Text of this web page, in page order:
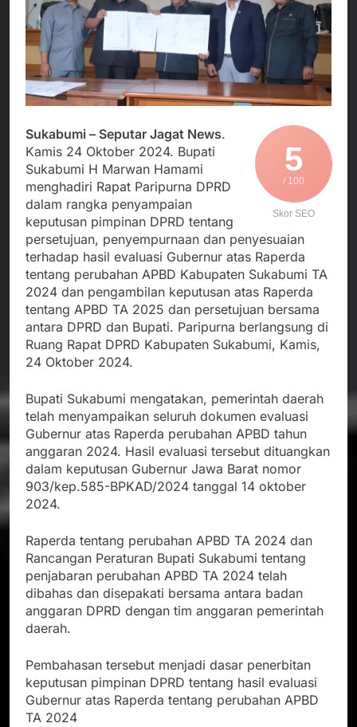
Edaran Disdik Jabar
Nasional TKBM: “Belum
Ada Keputusan Resmi”
Agustus 3, 2026
Menjalin Harmoni di
Tanah Sukaresmi: Kala
Mina Padi, P2L, dan
Gotong Royong
Menggerakkan Ekonomi
Desa
Agustus 3, 2026
Korban Tenggelam di
Perairan Giligenting
Ditemukan, Polisi
Berjalan Sesuai
Prosedur
Agustus 3, 2026
Kapolresta Sumenep
Sambut Kedatangan
Korban Evakuasi KM
Mutiara Sentosa 2 di
Pelabuhan Kalianget
Agustus 3, 2026 5
/ 100
Skor SEO
Sukabumi – Seputar Jagat News.
Kamis 24 Oktober 2024. Bupati
Sukabumi H Marwan Hamami
menghadiri Rapat Paripurna DPRD
dalam rangka penyampaian
keputusan pimpinan DPRD tentang
persetujuan, penyempurnaan dan penyesuaian
terhadap hasil evaluasi Gubernur atas Raperda
tentang perubahan APBD Kabupaten Sukabumi TA
2024 dan pengambilan keputusan atas Raperda
tentang APBD TA 2025 dan persetujuan bersama
antara DPRD dan Bupati. Paripurna berlangsung di
Ruang Rapat DPRD Kabupaten Sukabumi, Kamis,
24 Oktober 2024.
Bupati Sukabumi mengatakan, pemerintah daerah
telah menyampaikan seluruh dokumen evaluasi
Gubernur atas Raperda perubahan APBD tahun
anggaran 2024. Hasil evaluasi tersebut dituangkan
dalam keputusan Gubernur Jawa Barat nomor
903/kep.585-BPKAD/2024 tanggal 14 oktober
2024.
Raperda tentang perubahan APBD TA 2024 dan
Rancangan Peraturan Bupati Sukabumi tentang
penjabaran perubahan APBD TA 2024 telah
dibahas dan disepakati bersama antara badan
anggaran DPRD dengan tim anggaran pemerintah
daerah.
Pembahasan tersebut menjadi dasar penerbitan
keputusan pimpinan DPRD tentang hasil evaluasi
Gubernur atas Raperda tentang perubahan APBD
TA 2024